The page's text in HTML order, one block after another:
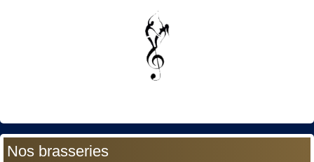
Nos brasseries